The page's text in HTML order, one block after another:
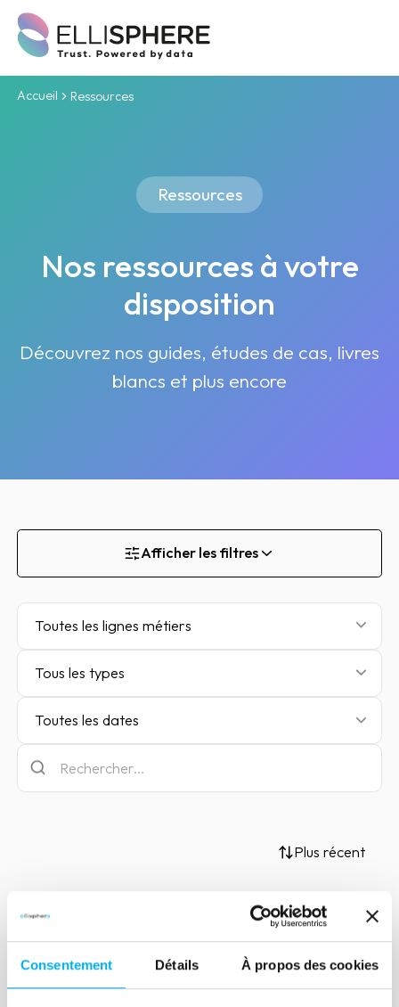
Consentement Détails À propos des cookies
Accueil Ressources
Ressources
Nos ressources à votre
disposition
Découvrez nos guides, études de cas, livres
blancs et plus encore
Afficher les filtres
Toutes les lignes métiers
Tous les types
Toutes les dates
Plus récent
Aucun résultat trouvé